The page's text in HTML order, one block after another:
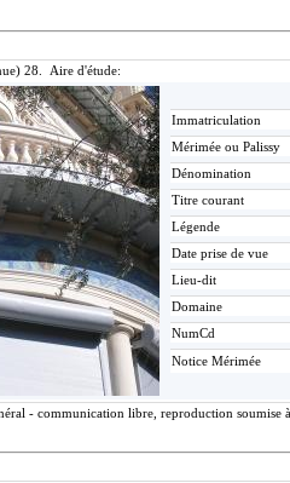
28. Aire d'étude:
Immatriculation
Mérimée ou Palissy
Dénomination
Titre courant
Légende
Date prise de vue
Lieu-dit
Domaine
NumCd
Notice Mérimée
- communication libre, reproduction soumise